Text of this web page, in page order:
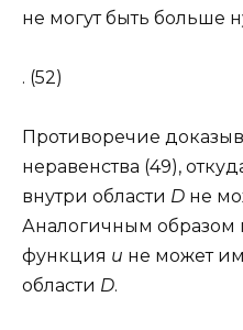
не могут быть больше
. (52)
Противоречие
неравенства (49),
внутри области D не
Аналогичным образом
функция u не может
области D.